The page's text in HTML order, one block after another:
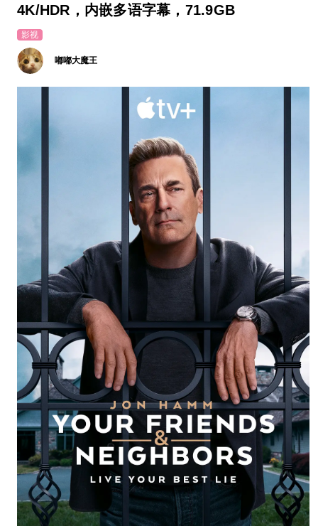
4K/HDR，内嵌多语字幕，71.9GB
影视
嘟嘟大魔王